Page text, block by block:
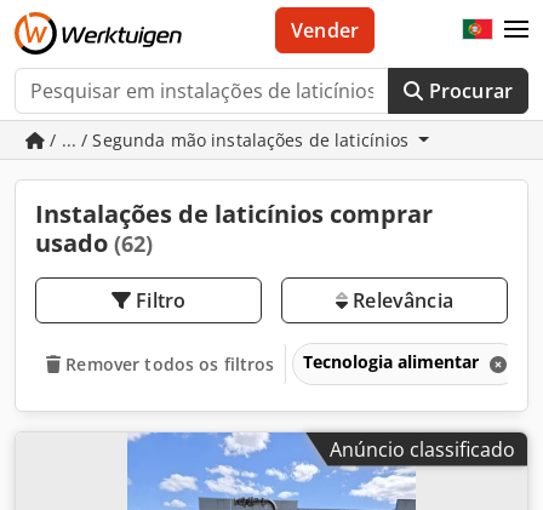
Procurar
Vender
/ ... / Segunda mão instalações de laticínios
Instalações de laticínios comprar
usado (62)
Filtro Relevância
Remover todos os filtros Tecnologia alimentar
Anúncio classificado